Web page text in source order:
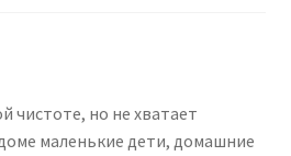
чистоте, но не хватает
маленькие дети, домашние